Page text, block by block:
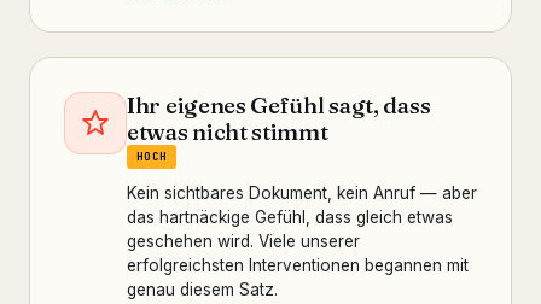
Ihr eigenes Gefühl sagt, dass
etwas nicht stimmt
HOCH
Kein sichtbares Dokument, kein Anruf — aber
das hartnäckige Gefühl, dass gleich etwas
geschehen wird. Viele unserer
erfolgreichsten Interventionen begannen mit
genau diesem Satz.